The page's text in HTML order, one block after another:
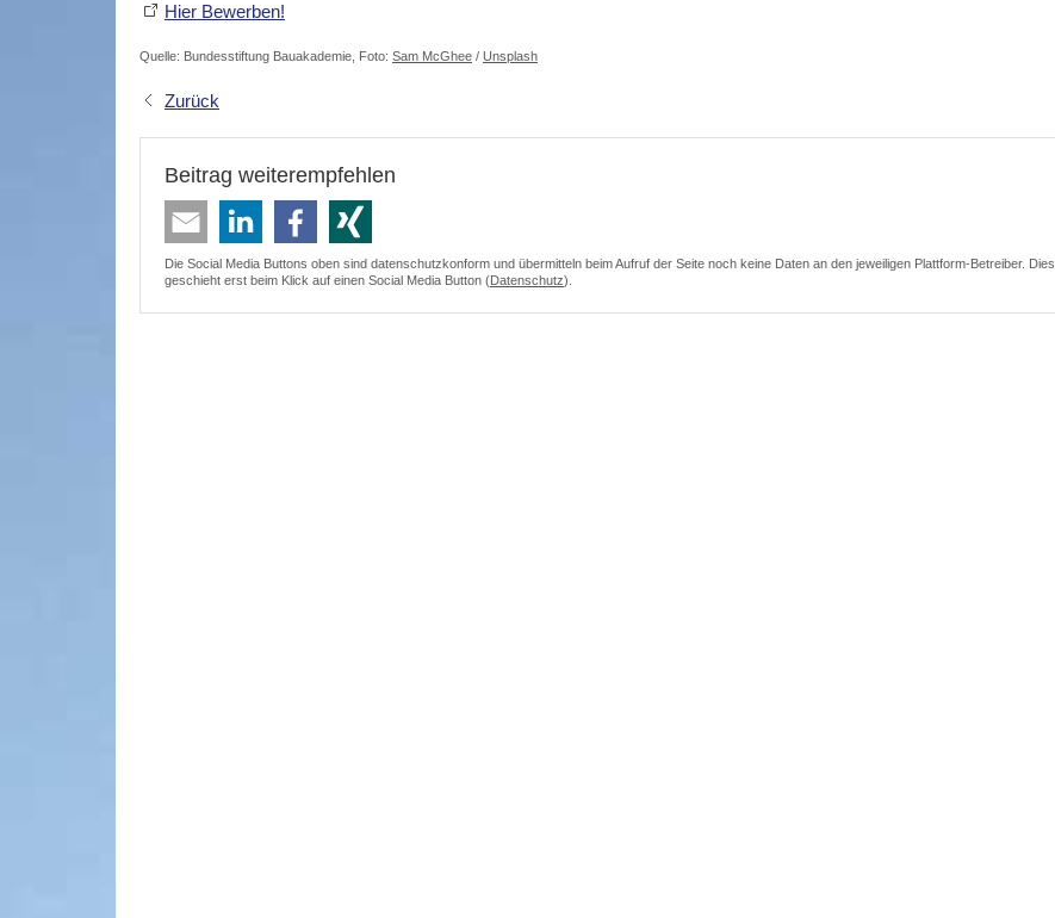
Hier Bewerben!
Quelle: Bundesstiftung Bauakademie, Foto: Sam McGhee / Unsplash
Zurück
Beitrag weiterempfehlen
Die Social Media Buttons oben sind datenschutzkonform und übermitteln beim Aufruf der Seite noch keine Daten an den jeweiligen Plattform-Betreiber. Dies
geschieht erst beim Klick auf einen Social Media Button (Datenschutz).